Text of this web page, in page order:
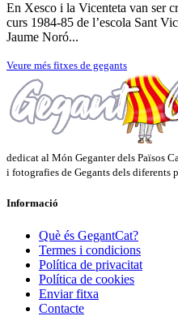
En Xesco i la Vicenteta van ser
curs 1984-85 de l’escola Sant
Jaume Noró...
Veure més fitxes de gegants
dedicat al Món Geganter dels Països
i fotografies de Gegants dels diferents
Informació
Què és GegantCat?
Termes i condicions
Política de privacitat
Política de cookies
Enviar fitxa
Contacte